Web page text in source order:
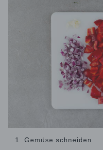
1. Gemüse schneiden